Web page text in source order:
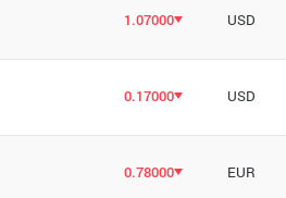
1.07000 USD
0.17000 USD
0.78000 EUR